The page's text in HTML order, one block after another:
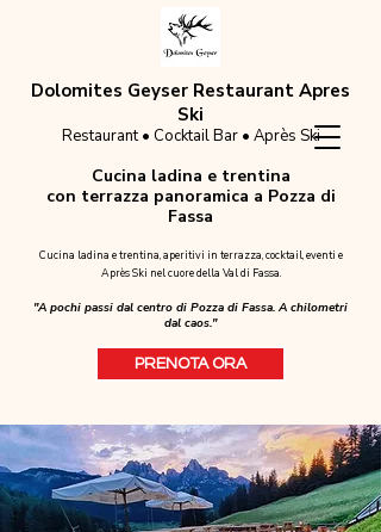
Dolomites Geyser Restaurant Apres
Ski
Restaurant • Cocktail Bar • Après Ski
Cucina ladina e trentina
con terrazza panoramica a Pozza di
Fassa
Cucina ladina e trentina, aperitivi in terrazza, cocktail, eventi e
Après Ski nel cuore della Val di Fassa.
"A pochi passi dal centro di Pozza di Fassa. A chilometri
dal caos."
PRENOTA ORA